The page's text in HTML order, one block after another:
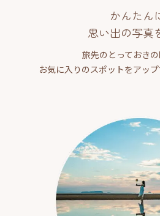
かんたん
思い出の写真
旅先のとっておきの
お気に入りのスポットをアッ